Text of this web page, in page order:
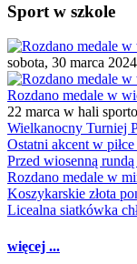
Sport w szkole
sobota, 30 marca
Rozdano medale w
22 marca w hali
Wielkanocny Turniej
Ostatni akcent w
Przed wiosenną
Rozdano medale w
Koszykarskie złota
Licealna siatkówka
więcej ...